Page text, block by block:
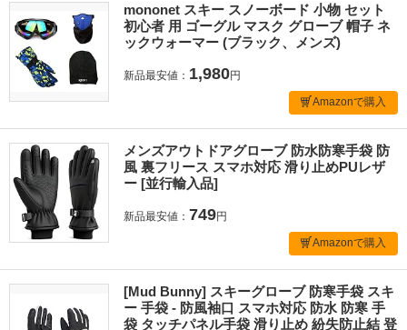
mononet スキー スノーボード 小物 セット
初心者 用 ゴーグル マスク グローブ 帽子 ネ
ックウォーマー (ブラック、メンズ)
新品最安値： 1,980円
Amazonで購入
メンズアウトドアグローブ 防水防寒手袋 防
風 裏フリース スマホ対応 滑り止めPUレザ
ー [並行輸入品]
新品最安値： 749円
Amazonで購入
[Mud Bunny] スキーグローブ 防寒手袋 スキ
ー 手袋 - 防風袖口 スマホ対応 防水 防寒 手
袋 タッチパネル手袋 滑り止め 紛失防止結 登